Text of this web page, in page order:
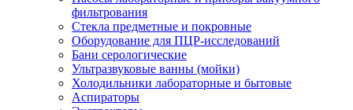
фильтрования
Стекла предметные и покровные
Оборудование для ПЦР-исследований
Бани серологические
Ультразвуковые ванны (мойки)
Холодильники лабораторные и бытовые
Аспираторы